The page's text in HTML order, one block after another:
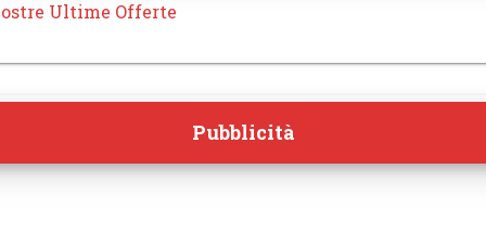
Ultime Offerte
Pubblicità